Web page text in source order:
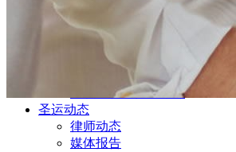
民事纠纷部
涉外法律事务部
金融证券部
海事海商部
刑事诉讼部
知识产权法律业务部
圣运动态
律师动态
媒体报告